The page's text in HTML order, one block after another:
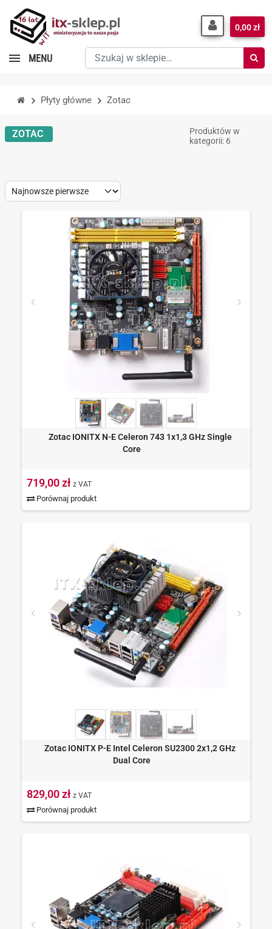
Szukaj
w
0,00 zł
MENU
Płyty główne Zotac
ZOTAC
Produktów w
kategorii: 6
Sort
Zotac IONITX N-E Celeron 743 1x1,3 GHz Single
Core
719,00 zł z VAT
Porównaj produkt
Zotac IONITX P-E Intel Celeron SU2300 2x1,2 GHz
Dual Core
829,00 zł z VAT
Porównaj produkt